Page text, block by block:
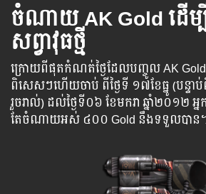
ចំណាយ AK Gold ដើ
សព្វាវុធថ្មី
ក្រោយពីផុតកំណត់ថ្ងៃដែលបញ្ចូល AK Gold
ពិសេសៗហើយចាប់ ពី​ថ្ងៃ​ទី​ ១៧ខែ​ធ្នូ (បន្ទាប់
រួចរាល់) ដល់ថ្ងៃទី០៦ ខែមករា ឆ្នាំ២០១២ អ្
តែ​ចំណាយអស់ ៤០០ Gold នឹងទទួលបាន